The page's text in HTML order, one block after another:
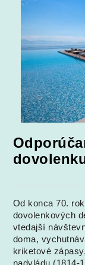
Od konca 70.
dovolenkových
vtedajší
doma,
kriketové
nadvládu (1814-